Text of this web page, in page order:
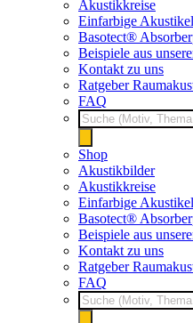
Akustikkreise
Einfarbige
Basotect®
Beispiele aus
Kontakt zu uns
Ratgeber
FAQ
Products
search
Shop
Akustikbilder
Akustikkreise
Einfarbige
Basotect®
Beispiele aus
Kontakt zu uns
Ratgeber
FAQ
Products
search